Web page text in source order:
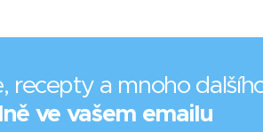
recepty a mnoho
ve vašem emailu